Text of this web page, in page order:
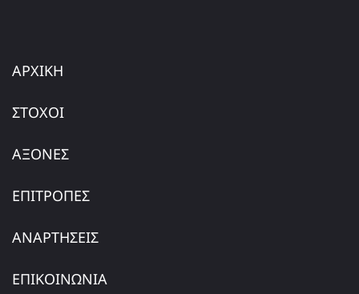
ΑΡΧΙΚΗ
ΣΤΟΧΟΙ
ΑΞΟΝΕΣ
ΕΠΙΤΡΟΠΕΣ
ΑΝΑΡΤΗΣΕΙΣ
ΕΠΙΚΟΙΝΩΝΙΑ